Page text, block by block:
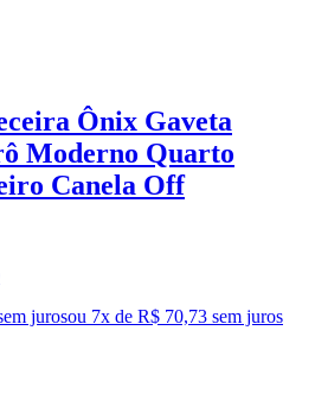
Ônix Gaveta
Moderno Quarto
Canela Off
jurosou 7x de R$ 70,73 sem juros